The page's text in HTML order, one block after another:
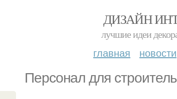
ДИЗАЙН
лучшие идеи
главная новости
Персонал для